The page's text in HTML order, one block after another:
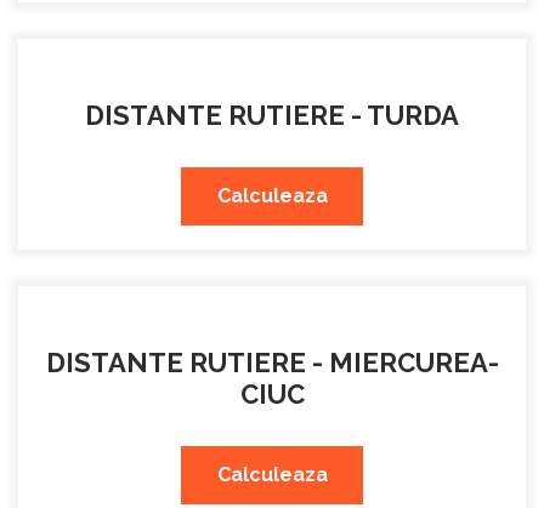
DISTANTE RUTIERE - TURDA
Calculeaza
DISTANTE RUTIERE - MIERCUREA-
CIUC
Calculeaza